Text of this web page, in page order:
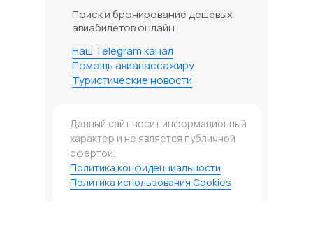
Данный сайт носит информационный
характер и не является публичной
офертой.
Политика конфиденциальности
Политика использования Cookies
Поиск и бронирование дешевых
авиабилетов онлайн
Наш Telegram канал
Помощь авиапассажиру
Туристические новости